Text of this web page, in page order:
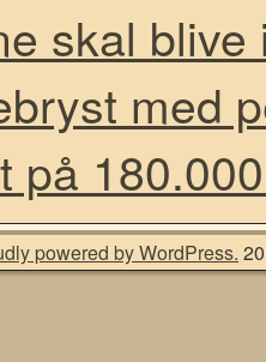
skal
med
på
powered by WordPress.